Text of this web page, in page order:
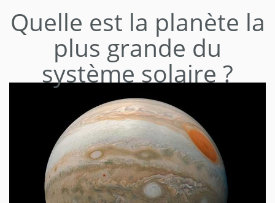
Quelle est la planète la
plus grande du
système solaire ?